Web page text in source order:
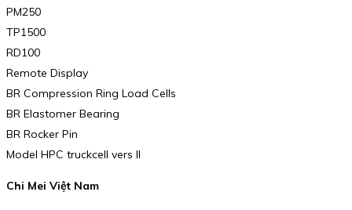
PM250
TP1500
RD100
Remote Display
BR Compression Ring Load Cells
BR Elastomer Bearing
BR Rocker Pin
Model HPC truckcell vers II
Chi Mei Việt Nam